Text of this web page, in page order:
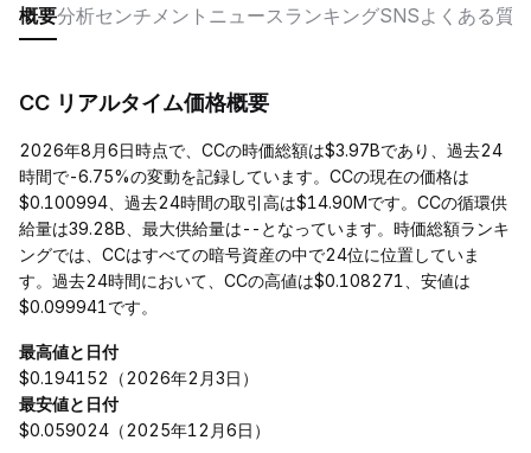
概要分析センチメント ニュース ランキングSNSよくある質
CC リアルタイム価格概要
2026年8月6日時点で、CCの時価総額は$3.97Bであり、過去24
時間で-6.75%の変動を記録しています。CCの現在の価格は
$0.100994、過去24時間の取引高は$14.90Mです。CCの循環供
給量は39.28B、最大供給量は--となっています。時価総額ランキ
ングでは、CCはすべての暗号資産の中で24位に位置していま
す。過去24時間において、CCの高値は$0.108271、安値は
$0.099941です。
最高値と日付
$0.194152（2026年2月3日）
最安値と日付
$0.059024（2025年12月6日）